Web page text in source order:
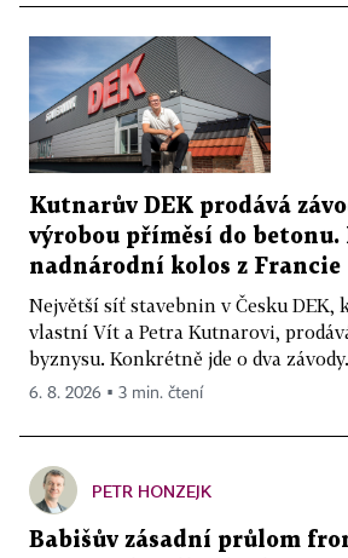
Kutnarův DEK prodává
výrobou příměsí do betonu.
nadnárodní kolos z Francie
Největší síť stavebnin v Česku DEK,
vlastní Vít a Petra Kutnarovi,
byznysu. Konkrétně jde o dva
6. 8. 2026 ▪ 3 min. čtení
PETR HONZEJK
Babišův zásadní průlom